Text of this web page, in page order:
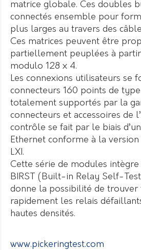
matrice globale. Ces doubles
connectés ensemble pour
plus larges au travers des
Ces matrices peuvent être
partiellement peuplées à
modulo 128 x 4.
Les connexions utilisateurs se
connecteurs 160 points de
totalement supportés par la
connecteurs et accessoires de
contrôle se fait par le biais
Ethernet conforme à la
LXI.
Cette série de modules
BIRST (Built-in Relay Self-
donne la possibilité de trouver
rapidement les relais
hautes densités.
www.pickeringtest.com